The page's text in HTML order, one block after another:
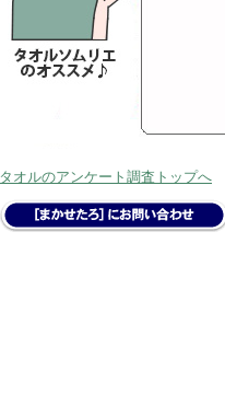
タオルのアンケート調査トップへ